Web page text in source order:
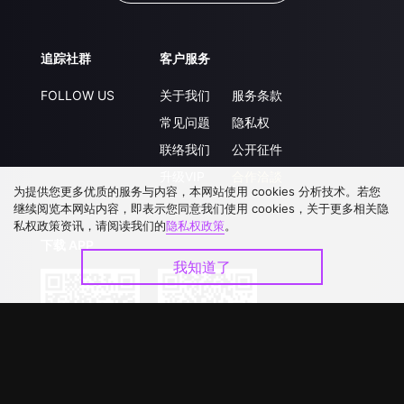
追踪社群
FOLLOW US
客户服务
关于我们
常见问题
联络我们
服务条款
隐私权
公开征件
为提供您更多优质的服务与内容，本网站使用 cookies 分析技术。若您
继续阅览本网站内容，即表示您同意我们使用 cookies，关于更多相关隐
私权政策资讯，请阅读我们的隐私权政策。
我知道了